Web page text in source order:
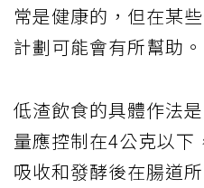
常是健康的，但在某
計劃可能會有所幫助。
低渣飲食的具體作法
量應控制在4公克以下
吸收和發酵後在腸道